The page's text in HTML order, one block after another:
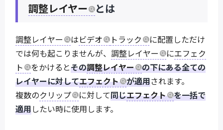
調整レイヤー とは
調整レイヤー はビデオ トラック
に配置しただけ
では何も起こりませんが、調整レイヤー にエフェク
ト
をかけるとその調整レイヤー
の下にある全ての
レイヤーに対してエフェクト が適用されます。
複数のクリップ に対して同じエフェクト
を一括で
適用したい時に使用します。